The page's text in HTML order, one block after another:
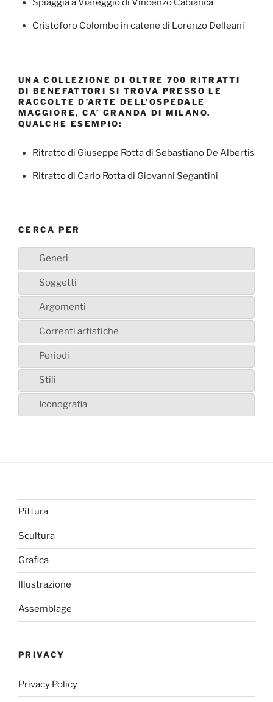
Spiaggia a Viareggio di Vincenzo Cabianca
Cristoforo Colombo in catene di Lorenzo Delleani
UNA COLLEZIONE DI OLTRE 700 RITRATTI
DI BENEFATTORI SI TROVA PRESSO LE
RACCOLTE D’ARTE DELL’OSPEDALE
MAGGIORE, CA’ GRANDA DI MILANO.
QUALCHE ESEMPIO:
Ritratto di Giuseppe Rotta di Sebastiano De Albertis
Ritratto di Carlo Rotta di Giovanni Segantini
CERCA PER
Generi
Soggetti
Argomenti
Correnti artistiche
Periodi
Stili
Iconografia
Pittura
Scultura
Grafica
Illustrazione
Assemblage
PRIVACY
Privacy Policy